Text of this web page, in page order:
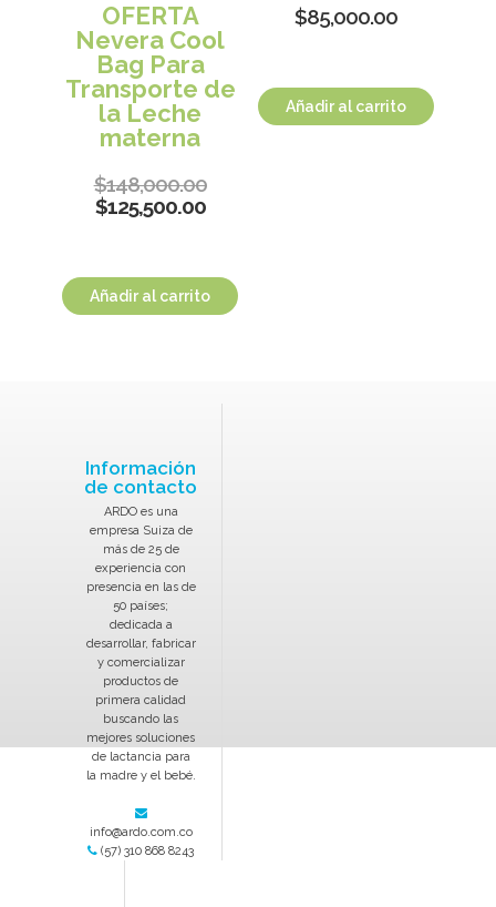
OFERTA
Nevera Cool
Bag Para
Transporte de
la Leche
materna
$148,000.00
$125,500.00
Añadir al carrito
$85,000.00
Añadir al carrito
Información
de contacto
ARDO es una
empresa Suiza de
más de 25 de
experiencia con
presencia en las de
50 países;
dedicada a
desarrollar, fabricar
y comercializar
productos de
primera calidad
buscando las
mejores soluciones
de lactancia para
la madre y el bebé.
info@ardo.com.co
(57) 310 868 8243